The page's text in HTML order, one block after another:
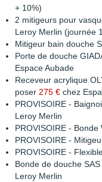
+ 10%)
2 mitigeurs pour
Leroy Merlin (journée
Mitigeur bain douche
Porte de douche
Espace Aubade
Receveur acrylique
poser 275 € chez
PROVISOIRE -
Leroy Merlin
PROVISOIRE - Bonde
PROVISOIRE -
PROVISOIRE -
Bonde de douche
Leroy Merlin